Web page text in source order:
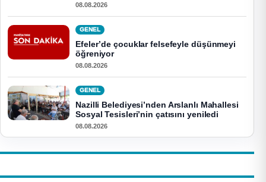
08.08.2026
GENEL
Efeler’de çocuklar felsefeyle düşünmeyi
öğreniyor
08.08.2026
GENEL
Nazilli Belediyesi’nden Arslanlı Mahallesi
Sosyal Tesisleri’nin çatısını yeniledi
08.08.2026